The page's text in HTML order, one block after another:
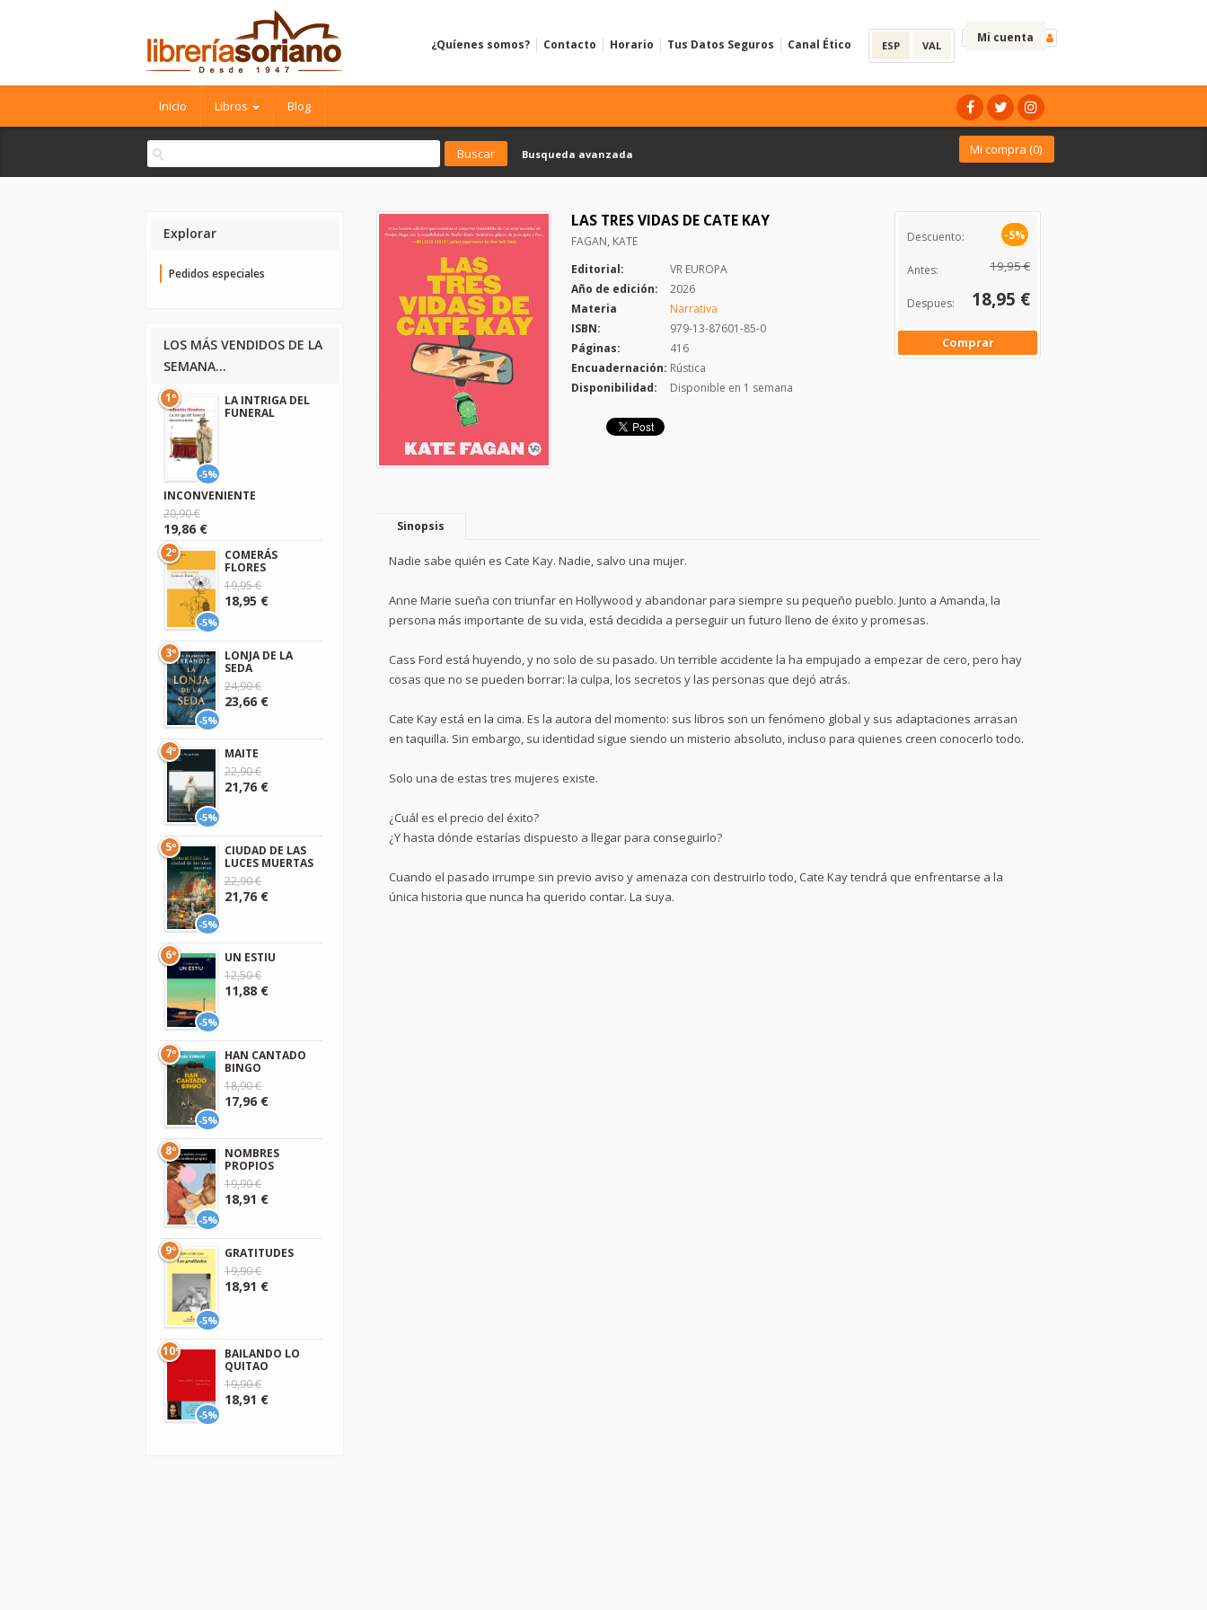
Mi cuenta
ESP VAL
¿Quíenes somos? Contacto Horario Tus Datos Seguros Canal Ético
Inicio Libros Blog
Busqueda avanzada Mi compra (0)
LAS TRES VIDAS DE CATE KAY
FAGAN, KATE
Editorial:
VR EUROPA
Año de edición:
2026
Materia
Narrativa
ISBN:
979-13-87601-85-0
Páginas:
416
Encuadernación: Rústica
Disponibilidad:
Disponible en 1 semana
Descuento: -5%
Antes: 19,95 €
Despues: 18,95 €
Comprar
Sinopsis
Nadie sabe quién es Cate Kay. Nadie, salvo una mujer.
Anne Marie sueña con triunfar en Hollywood y abandonar para siempre su pequeño pueblo. Junto a Amanda, la
persona más importante de su vida, está decidida a perseguir un futuro lleno de éxito y promesas.
Cass Ford está huyendo, y no solo de su pasado. Un terrible accidente la ha empujado a empezar de cero, pero hay
cosas que no se pueden borrar: la culpa, los secretos y las personas que dejó atrás.
Cate Kay está en la cima. Es la autora del momento: sus libros son un fenómeno global y sus adaptaciones arrasan
en taquilla. Sin embargo, su identidad sigue siendo un misterio absoluto, incluso para quienes creen conocerlo todo.
Solo una de estas tres mujeres existe.
¿Cuál es el precio del éxito?
¿Y hasta dónde estarías dispuesto a llegar para conseguirlo?
Cuando el pasado irrumpe sin previo aviso y amenaza con destruirlo todo, Cate Kay tendrá que enfrentarse a la
única historia que nunca ha querido contar. La suya.
Explorar
Pedidos especiales
LOS MÁS VENDIDOS DE LA
SEMANA...
-5%
1º
LA INTRIGA DEL
FUNERAL
INCONVENIENTE
20,90 €
19,86 €
-5%
2º
COMERÁS
FLORES
19,95 €
18,95 €
-5%
3º
LONJA DE LA
SEDA
24,90 €
23,66 €
-5%
4º
MAITE
22,90 €
21,76 €
-5%
5º
CIUDAD DE LAS
LUCES MUERTAS
22,90 €
21,76 €
-5%
6º
UN ESTIU
12,50 €
11,88 €
-5%
7º
HAN CANTADO
BINGO
18,90 €
17,96 €
-5%
8º
NOMBRES
PROPIOS
19,90 €
18,91 €
-5%
9º
GRATITUDES
19,90 €
18,91 €
-5%
10º
BAILANDO LO
QUITAO
19,90 €
18,91 €